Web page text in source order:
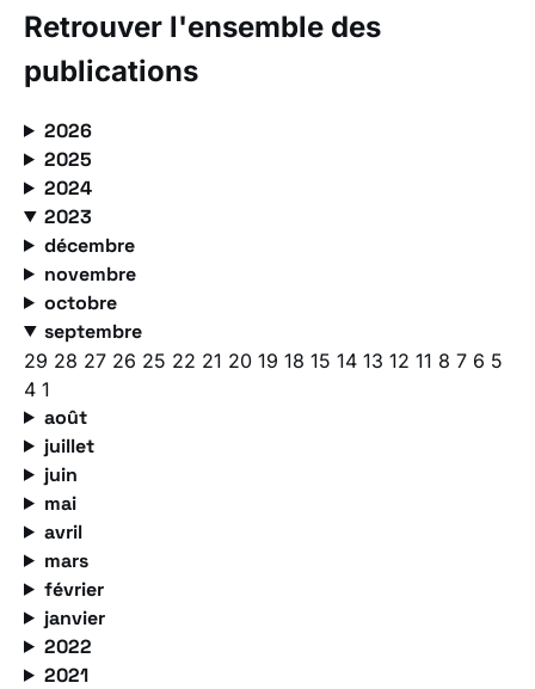
Retrouver l'ensemble des
publications
2026
2025
2024
2023
décembre
novembre
octobre
septembre
29 28 27 26 25 22 21 20 19 18 15 14 13 12 11 8 7 6 5
4 1
août
juillet
juin
mai
avril
mars
février
janvier
2022
2021